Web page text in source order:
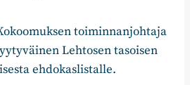
toiminnanjohtaja
Lehtosen tasoisen
ehdokaslistalle.